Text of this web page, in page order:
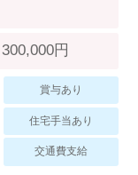
ら
ム 円
賞与あり
住宅手当あり
交通費支給